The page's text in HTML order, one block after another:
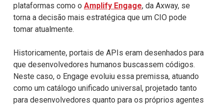
plataformas como o Amplify Engage, da Axway, se
torna a decisão mais estratégica que um CIO pode
tomar atualmente.
Historicamente, portais de APIs eram desenhados para
que desenvolvedores humanos buscassem códigos.
Neste caso, o Engage evoluiu essa premissa, atuando
como um catálogo unificado universal, projetado tanto
para desenvolvedores quanto para os próprios agentes